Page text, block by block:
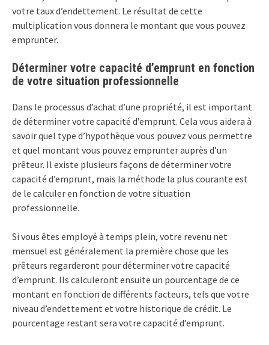
votre taux d’endettement. Le résultat de cette
multiplication vous donnera le montant que vous pouvez
emprunter.
Déterminer votre capacité d’emprunt en fonction
de votre situation professionnelle
Dans le processus d’achat d’une propriété, il est important
de déterminer votre capacité d’emprunt. Cela vous aidera à
savoir quel type d’hypothèque vous pouvez vous permettre
et quel montant vous pouvez emprunter auprès d’un
prêteur. Il existe plusieurs façons de déterminer votre
capacité d’emprunt, mais la méthode la plus courante est
de le calculer en fonction de votre situation
professionnelle.
Si vous êtes employé à temps plein, votre revenu net
mensuel est généralement la première chose que les
prêteurs regarderont pour déterminer votre capacité
d’emprunt. Ils calculeront ensuite un pourcentage de ce
montant en fonction de différents facteurs, tels que votre
niveau d’endettement et votre historique de crédit. Le
pourcentage restant sera votre capacité d’emprunt.